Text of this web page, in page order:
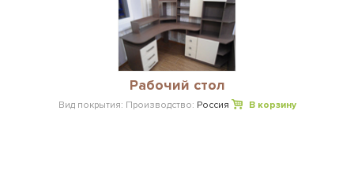
Рабочий стол
Вид покрытия: Производство: Россия В корзину